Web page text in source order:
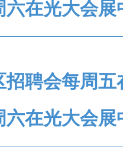
六在光大会展
聘会每周
六在光大会展